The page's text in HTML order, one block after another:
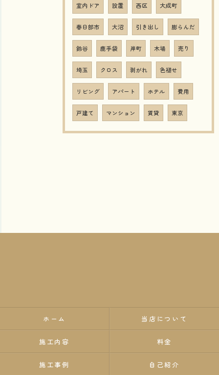
室内ドア 設置 西区 大成町
春日部市 大沼 引き出し 膨らんだ
鈴谷 鹿手袋 岸町 木場 売り
埼玉 クロス 剥がれ 色褪せ
リビング アパート ホテル 費用
戸建て マンション 賃貸 東京
ホーム 当店について
施工内容 料金
施工事例 自己紹介